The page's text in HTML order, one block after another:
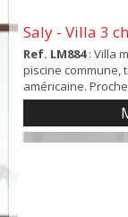
Saly - Villa 3
Ref. LM884: Villa
piscine commune,
américaine.